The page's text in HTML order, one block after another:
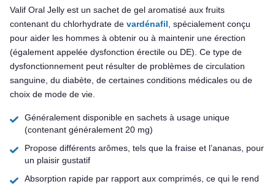
Valif Oral Jelly est un sachet de gel aromatisé aux fruits
contenant du chlorhydrate de vardénafil , spécialement conçu
pour aider les hommes à obtenir ou à maintenir une érection
(également appelée dysfonction érectile ou DE). Ce type de
dysfonctionnement peut résulter de problèmes de circulation
sanguine, du diabète, de certaines conditions médicales ou de
choix de mode de vie.
Généralement disponible en sachets à usage unique
(contenant généralement 20 mg)
Propose différents arômes, tels que la fraise et l’ananas, pour
un plaisir gustatif
Absorption rapide par rapport aux comprimés, ce qui le rend